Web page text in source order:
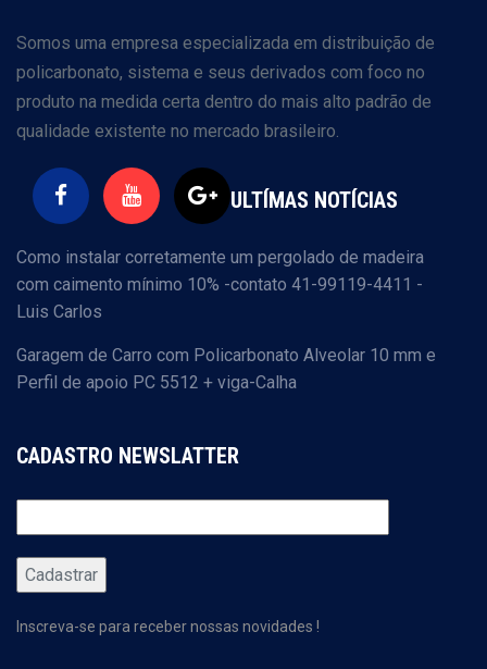
Somos uma empresa especializada em distribuição de
policarbonato, sistema e seus derivados com foco no
produto na medida certa dentro do mais alto padrão de
qualidade existente no mercado brasileiro.
ULTÍMAS NOTÍCIAS
Como instalar corretamente um pergolado de madeira
com caimento mínimo 10% -contato 41-99119-4411 -
Luis Carlos
Garagem de Carro com Policarbonato Alveolar 10 mm e
Perfil de apoio PC 5512 + viga-Calha
CADASTRO NEWSLATTER
Inscreva-se para receber nossas novidades !